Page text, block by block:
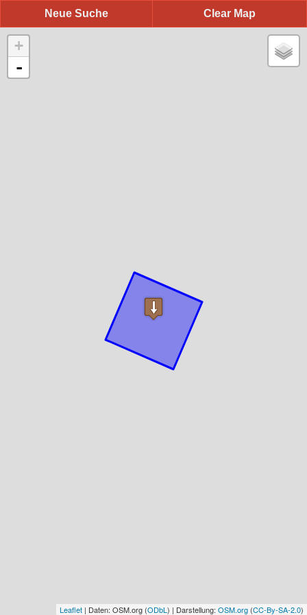
Clear Map
Neue Suche
+
-
Leaflet | Daten: OSM.org (ODbL ) | Darstellung: OSM.org (CC-By-SA-2.0)